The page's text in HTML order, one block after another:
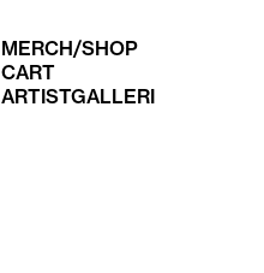
MERCH/SHOP
CART
ARTISTGALLERI